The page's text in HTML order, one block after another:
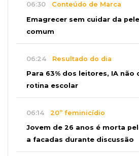
06:30 Conteúdo de Marca
Emagrecer sem cuidar da
comum
06:24 Resultado do dia
Para 63% dos leitores, IA não
rotina escolar
06:14 20º feminicídio
Jovem de 26 anos é morta
a facadas durante discussão